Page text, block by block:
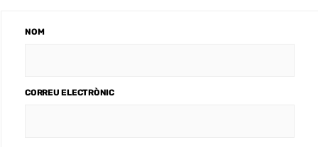
NOM
CORREU ELECTRÒNIC